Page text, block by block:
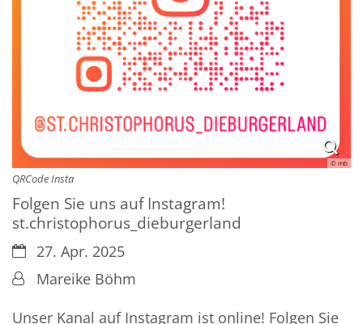
© mb
QRCode Insta
Folgen Sie uns auf Instagram!
st.christophorus_dieburgerland
Datum:27. Apr. 2025
Von:Mareike Böhm
Unser Kanal auf Instagram ist online! Folgen Sie